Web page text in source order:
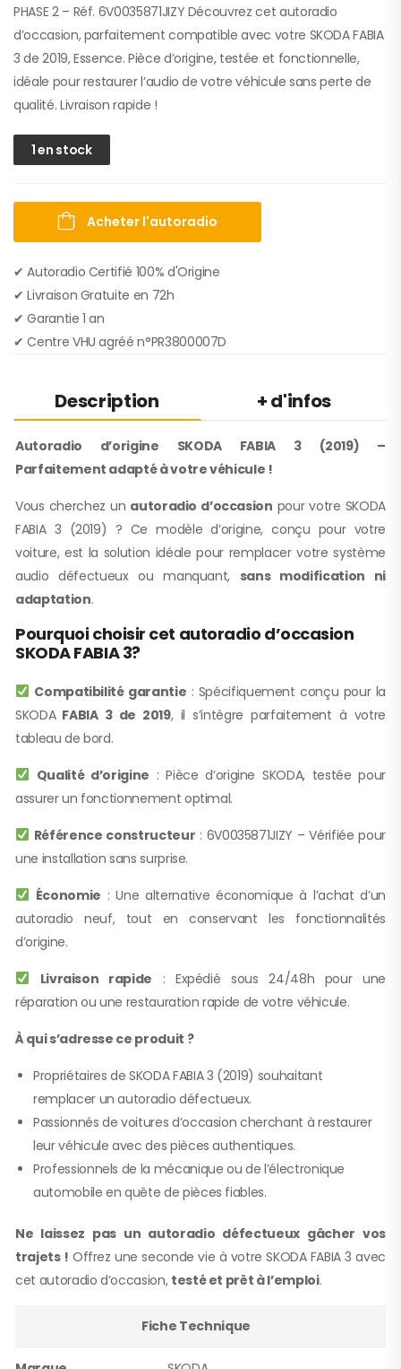
PHASE 2 – Réf. 6V0035871JIZY Découvrez cet autoradio
d’occasion, parfaitement compatible avec votre SKODA FABIA
3 de 2019, Essence. Pièce d’origine, testée et fonctionnelle,
idéale pour restaurer l’audio de votre véhicule sans perte de
qualité. Livraison rapide !
1 en stock
Acheter l'autoradio
✔ Autoradio Certifié 100% d'Origine
✔︎ Livraison Gratuite en 72h
✔︎ Garantie 1 an
✔︎ Centre VHU agréé n°PR3800007D
Description + d'infos
Autoradio d’origine SKODA FABIA 3 (2019) –
Parfaitement adapté à votre véhicule !
Vous cherchez un autoradio d’occasion pour votre SKODA
FABIA 3 (2019) ? Ce modèle d’origine, conçu pour votre
voiture, est la solution idéale pour remplacer votre système
audio défectueux ou manquant, sans modification ni
adaptation.
Pourquoi choisir cet autoradio d’occasion
SKODA FABIA 3?
Compatibilité garantie : Spécifiquement conçu pour la
SKODAFABIA 3 de 2019, il s’intègre parfaitement à votre
tableau de bord.
Qualité d’origine : Pièce d’origine SKODA, testée pour
assurer un fonctionnement optimal.
Référence constructeur : 6V0035871JIZY – Vérifiée pour
une installation sans surprise.
Économie : Une alternative économique à l’achat d’un
autoradio neuf, tout en conservant les fonctionnalités
d’origine.
Livraison rapide : Expédié sous 24/48h pour une
réparation ou une restauration rapide de votre véhicule.
À qui s’adresse ce produit ?
Propriétaires de SKODA FABIA 3 (2019) souhaitant
remplacer un autoradio défectueux.
Passionnés de voitures d’occasion cherchant à restaurer
leur véhicule avec des pièces authentiques.
Professionnels de la mécanique ou de l’électronique
automobile en quête de pièces fiables.
Ne laissez pas un autoradio défectueux gâcher vos
trajets ! Offrez une seconde vie à votre SKODA FABIA 3 avec
cet autoradio d’occasion, testé et prêt à l’emploi.
Fiche Technique